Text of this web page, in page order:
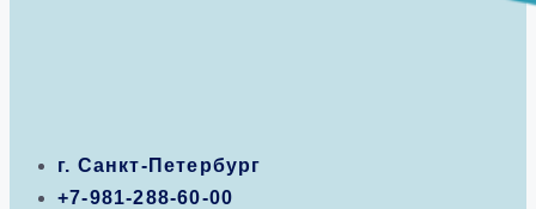
г. Санкт-Петербург
+7-981-288-60-00